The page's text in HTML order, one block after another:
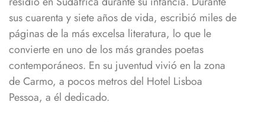
sus cuarenta y siete años de vida, escribió miles de
páginas de la más excelsa literatura, lo que le
convierte en uno de los más grandes poetas
contemporáneos. En su juventud vivió en la zona
de Carmo, a pocos metros del Hotel Lisboa
Pessoa, a él dedicado.